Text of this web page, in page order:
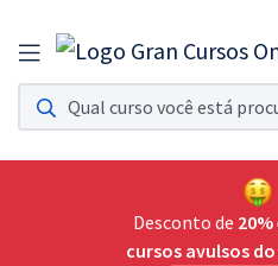
Assinatura Ilimitada 11
Acesso a todos os cursos. Teste grátis por
Assinatura OAB Até Passar
Acesso ilimitado a toda preparação para
Desconto de
cursos avulsos do